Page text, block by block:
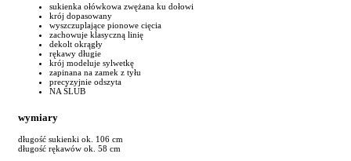
sukienka ołówkowa zwężana ku dołowi
krój dopasowany
wyszczuplające pionowe cięcia
zachowuje klasyczną linię
dekolt okrągły
rękawy długie
krój modeluje sylwetkę
zapinana na zamek z tyłu
precyzyjnie odszyta
NA ŚLUB
wymiary
długość sukienki ok. 106 cm
długość rękawów ok. 58 cm